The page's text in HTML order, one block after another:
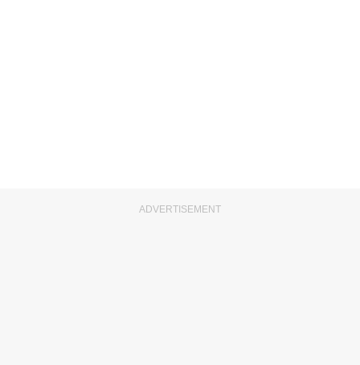
ADVERTISEMENT